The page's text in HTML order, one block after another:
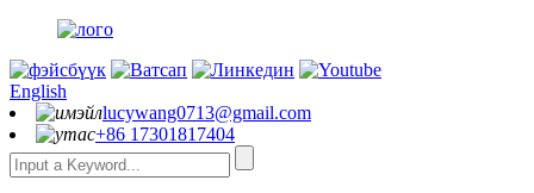
English
lucywang0713@gmail.com
+86 17301817404